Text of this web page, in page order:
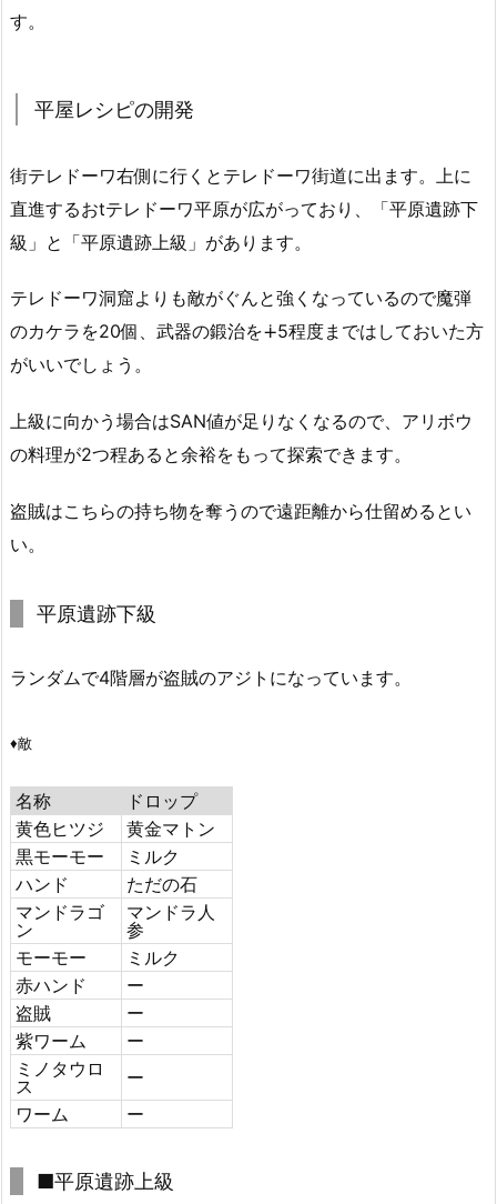
す。
平屋レシピの開発
街テレドーワ右側に行くとテレドーワ街道に出ます。上に
直進するおtテレドーワ平原が広がっており、「平原遺跡下
級」と「平原遺跡上級」があります。
テレドーワ洞窟よりも敵がぐんと強くなっているので魔弾
のカケラを20個、武器の鍛治を∔5程度まではしておいた方
がいいでしょう。
上級に向かう場合はSAN値が足りなくなるので、アリボウ
の料理が2つ程あると余裕をもって探索できます。
盗賊はこちらの持ち物を奪うので遠距離から仕留めるとい
い。
平原遺跡下級
ランダムで4階層が盗賊のアジトになっています。
♦敵
名称
ドロップ
黄色ヒツジ
黄金マトン
黒モーモー
ミルク
ハンド
ただの石
マンドラゴ
ン
マンドラ人
参
モーモー
ミルク
赤ハンド
ー
盗賊
ー
紫ワーム
ー
ミノタウロ
ス
ー
ワーム
ー
■平原遺跡上級